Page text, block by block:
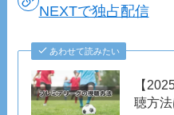
NEXTで独占配信
あわせて読みたい
【
聴方